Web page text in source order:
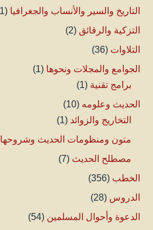
التاريخ والسير والأنساب والجغرافيا (1)
التزكية والرقائق (2)
التلاوات (36)
الجوامع والمجلات ونحوها (1)
برامج تقنية (1)
الحديث وعلومه (10)
التخاريج والزوائد (1)
متون ومنظومات الحديث وشروحها
مصطلح الحديث (7)
الخطب (356)
الدروس (28)
الدعوة وأحوال المسلمين (54)